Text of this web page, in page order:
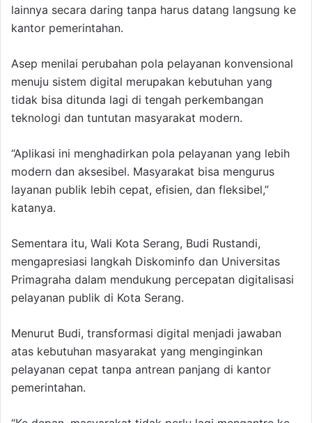
lainnya secara daring tanpa harus datang langsung ke
kantor pemerintahan.
Asep menilai perubahan pola pelayanan konvensional
menuju sistem digital merupakan kebutuhan yang
tidak bisa ditunda lagi di tengah perkembangan
teknologi dan tuntutan masyarakat modern.
“Aplikasi ini menghadirkan pola pelayanan yang lebih
modern dan aksesibel. Masyarakat bisa mengurus
layanan publik lebih cepat, efisien, dan fleksibel,”
katanya.
Sementara itu, Wali Kota Serang, Budi Rustandi,
mengapresiasi langkah Diskominfo dan Universitas
Primagraha dalam mendukung percepatan digitalisasi
pelayanan publik di Kota Serang.
Menurut Budi, transformasi digital menjadi jawaban
atas kebutuhan masyarakat yang menginginkan
pelayanan cepat tanpa antrean panjang di kantor
pemerintahan.